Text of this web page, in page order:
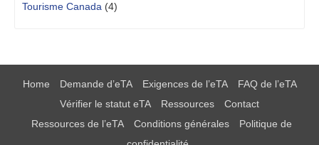
Tourisme Canada (4)
Home Demande d’eTA Exigences de l’eTA
FAQ de l’eTA
Vérifier le statut eTA
Ressources
Contact
Ressources de l’eTA
Conditions générales
Politique de